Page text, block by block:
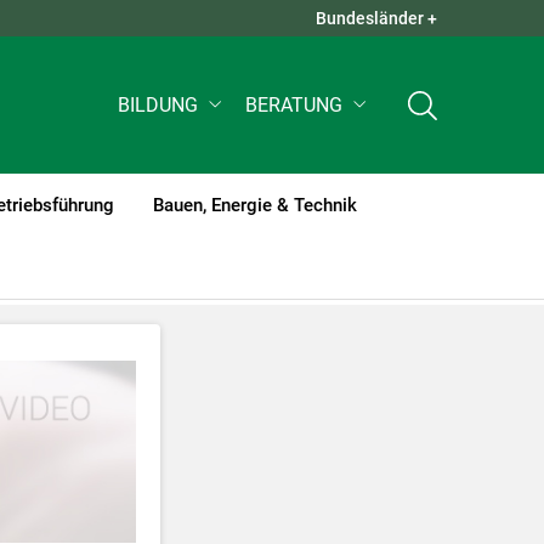
QUICK LINKS +
Bundesländer +
BILDUNG BERATUNG
Bauen, Energie & Technik
werden